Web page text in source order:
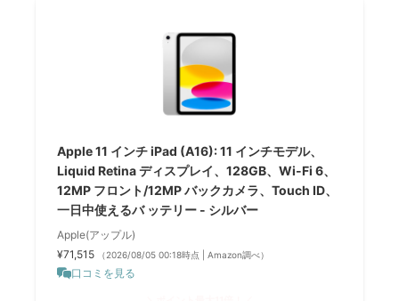
Apple 11 インチ iPad (A16): 11 インチモデル、
Liquid Retina ディスプレイ、128GB、Wi-Fi 6、
12MP フロント/12MP バックカメラ、Touch ID、
一日中使えるバ ッテリー - シルバー
Apple(アップル)
¥71,515
（2026/08/05 00:18時点 | Amazon調べ）
口コミを見る